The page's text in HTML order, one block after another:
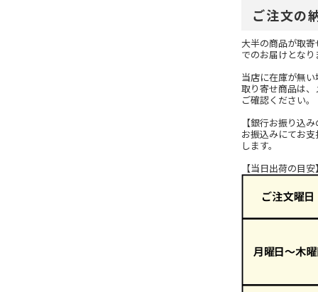
ご注文の
大半の商品が取
でのお届けとなり
当店に在庫が無
取り寄せ商品は
ご確認ください。
【銀行お振り込
お振込みにてお
します。
【当日出荷の目安